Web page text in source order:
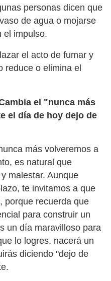
personas dicen que
de agua o mojarse
el impulso.
el acto de fumar y
reduce o elimina el
el "nunca más
el día de hoy dejo de
más volveremos a
es natural que
malestar. Aunque
te invitamos a que
porque recuerda que
para construir un
un día maravilloso para
lo logres, nacerá un
diciendo "dejo de